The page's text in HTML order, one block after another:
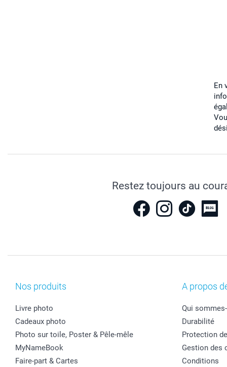
En
Restez toujours au
Nos produits
Livre photo
Cadeaux photo
Photo sur toile, Poster & Pêle-mêle
MyNameBook
Faire-part & Cartes
A propos
Qui
Durabilité
Protection
Gestion des
Conditions